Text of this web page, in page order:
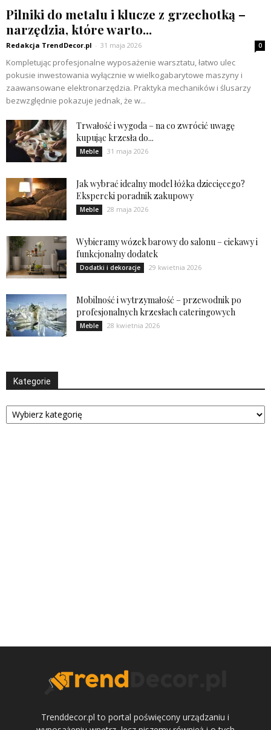
Pilniki do metalu i klucze z grzechotką –
narzędzia, które warto...
Redakcja TrendDecor.pl - 31 maja 2026 0
Kompletując profesjonalne wyposażenie warsztatu, łatwo ulec
pokusie inwestowania wyłącznie w wielkogabarytowe maszyny i
zaawansowane elektronarzędzia. Praktyka mechaników i ślusarzy
bezwzględnie pokazuje jednak, że w...
Trwałość i wygoda – na co zwrócić uwagę
kupując krzesła do...
Meble 31 maja 2026
Jak wybrać idealny model łóżka dziecięcego?
Ekspercki poradnik zakupowy
Meble 28 maja 2026
Wybieramy wózek barowy do salonu – ciekawy i
funkcjonalny dodatek
Dodatki i dekoracje 29 kwietnia 2026
Mobilność i wytrzymałość – przewodnik po
profesjonalnych krzesłach cateringowych
Meble 28 kwietnia 2026
Kategorie
Kategorie
Trenddecor.pl to portal poświęcony urządzaniu i